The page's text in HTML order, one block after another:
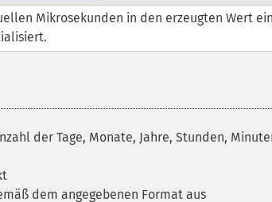
Mikrosekunden in den erzeugten Wert
der Tage, Monate, Jahre, Stunden,
dem angegebenen Format aus